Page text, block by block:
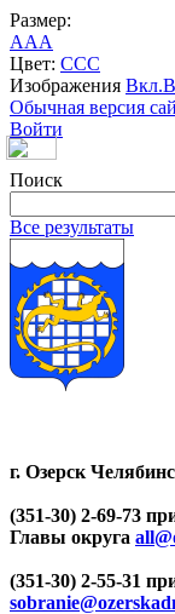
Размер:
AAA
Цвет: CCC
Изображения Вкл.
Обычная версия
Войти
Поиск
Все результаты
г. Озерск
(351-30) 2-69-73
Главы округа
(351-30) 2-55-31